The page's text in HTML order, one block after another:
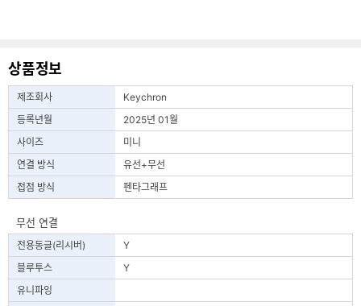
상품정보
제조회사
Keychron
등록년월
2025년 01월
사이즈
미니
연결 방식
유선+무선
접점 방식
펜타그래프
무선 연결
전용동글(리시버)
Y
블루투스
Y
유니파잉